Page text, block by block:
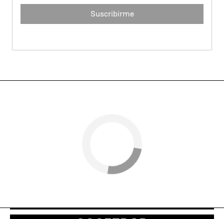
Suscribirme